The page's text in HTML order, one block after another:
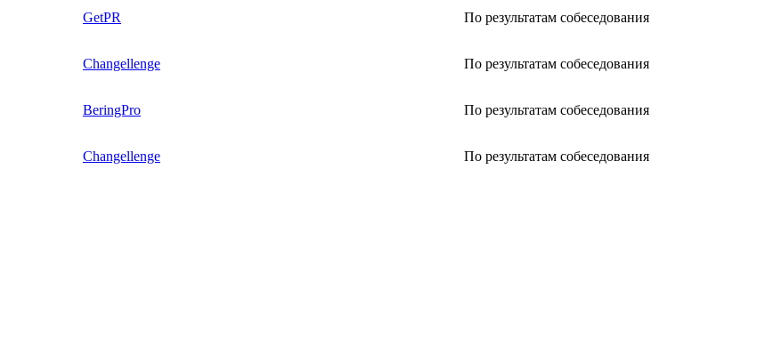
GetPR По результатам собеседования
Changellenge По результатам собеседования
BeringPro По результатам собеседования
Changellenge По результатам собеседования